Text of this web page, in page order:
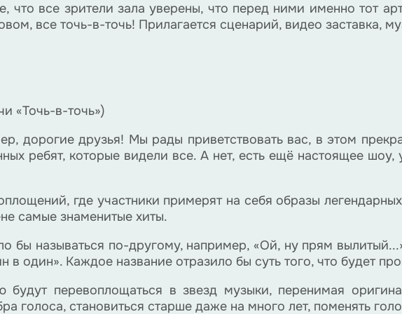
что все зрители зала уверены, что перед ними именно тот
все точь-в-точь! Прилагается сценарий, видео заставка,
«Точь-в-точь»)
дорогие друзья! Мы рады приветствовать вас, в этом
ребят, которые видели все. А нет, есть ещё настоящее шоу,
где участники примерят на себя образы
самые знаменитые хиты.
называться по-другому, например, «Ой, ну прям
один». Каждое название отразило бы суть того, что будет
перевоплощаться в звезд музыки, перенимая
голоса, становиться старше даже на много лет, поменять